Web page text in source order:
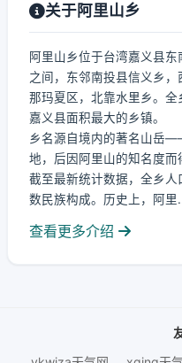
关于阿里山乡
阿里山乡位于台湾嘉义县
之间，东邻南投县信义乡
那玛夏区，北靠水里乡。
嘉义县面积最大的乡镇。
乡名源自境内的著名山岳
地，后因阿里山的知名度而
截至最新统计数据，全乡
数民族构成。历史上，阿里
查看更多介绍